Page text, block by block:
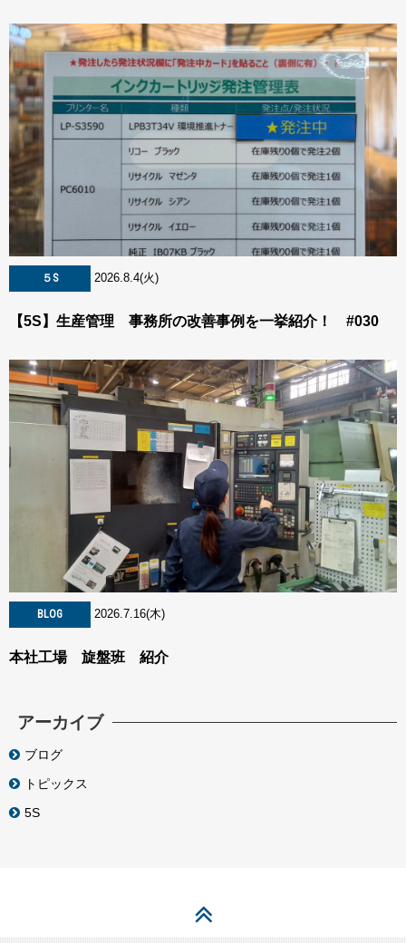
５S 2026.8.4(火)
【5S】生産管理 事務所の改善事例を一挙紹介！ #030
BLOG 2026.7.16(木)
本社工場 旋盤班 紹介
アーカイブ
ブログ
トピックス
5S